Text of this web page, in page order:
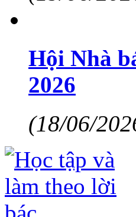
Hội Nhà
2026
(18/06/